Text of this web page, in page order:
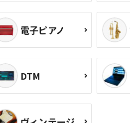
電子ピアノ
DTM